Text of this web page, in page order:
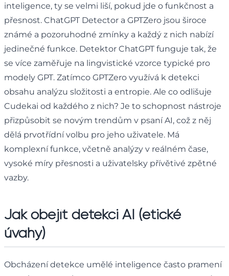
inteligence, ty se velmi liší, pokud jde o funkčnost a
přesnost. ChatGPT Detector a GPTZero jsou široce
známé a pozoruhodné zmínky a každý z nich nabízí
jedinečné funkce. Detektor ChatGPT funguje tak, že
se více zaměřuje na lingvistické vzorce typické pro
modely GPT. Zatímco GPTZero využívá k detekci
obsahu analýzu složitosti a entropie. Ale co odlišuje
Cudekai od každého z nich? Je to schopnost nástroje
přizpůsobit se novým trendům v psaní AI, což z něj
dělá prvotřídní volbu pro jeho uživatele. Má
komplexní funkce, včetně analýzy v reálném čase,
vysoké míry přesnosti a uživatelsky přívětivé zpětné
vazby.
Jak obejít detekci AI (etické
úvahy)
Obcházení detekce umělé inteligence často pramení